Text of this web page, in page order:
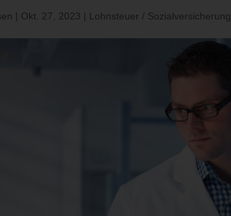
Okt. 27, 2023 Lohnsteuer / Sozialversicherung